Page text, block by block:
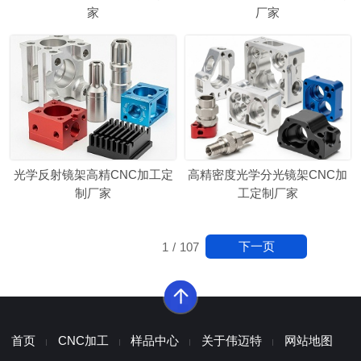
家
厂家
光学反射镜架高精CNC加工定
制厂家
高精密度光学分光镜架CNC加
工定制厂家
1 / 107 下一页
首页 CNC加工 样品中心 关于伟迈特 网站地图